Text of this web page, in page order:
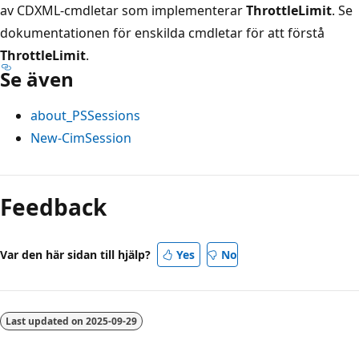
av CDXML-cmdletar som implementerarThrottleLimit. Se
dokumentationen för enskilda cmdletar för att förstå
ThrottleLimit.
Se även
about_PSSessions
New-CimSession
Feedback
Var den här sidan till hjälp? Yes No
Last updated on 2025-09-29